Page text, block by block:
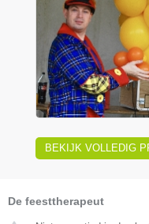
BEKIJK VOLLEDIG
De feesttherapeut